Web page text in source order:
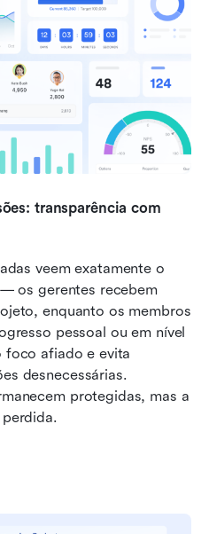
transparência com
veem exatamente o
os gerentes recebem
enquanto os membros
pessoal ou em nível
foco afiado e evita
desnecessárias.
protegidas, mas a